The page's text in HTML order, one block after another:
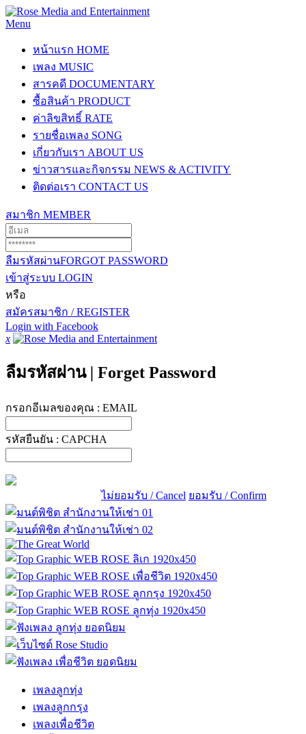
Menu
หน้าแรก HOME
เพลง MUSIC
สารคดี DOCUMENTARY
ซื้อสินค้า PRODUCT
ค่าลิขสิทธิ์ RATE
รายชื่อเพลง SONG
เกี่ยวกับเรา ABOUT US
ข่าวสารและกิจกรรม NEWS & ACTIVITY
ติดต่อเรา CONTACT US
สมาชิก MEMBER
ลืมรหัสผ่านFORGOT PASSWORD
เข้าสู่ระบบ LOGIN
หรือ
สมัครสมาชิก / REGISTER
Login with Facebook
x
ลืมรหัสผ่าน | Forget Password
กรอกอีเมลของคุณ : EMAIL
รหัสยืนยัน : CAPCHA
ไม่ยอมรับ / Cancel ยอมรับ / Confirm
เพลงลูกทุ่ง
เพลงลูกกรุง
เพลงเพื่อชีวิต